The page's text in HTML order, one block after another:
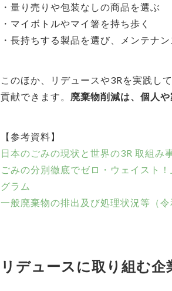
・量り売りや包装なしの商品を選ぶ
・マイボトルやマイ箸を持ち歩く
・長持ちする製品を選び、メンテナ
このほか、リデュースや3Rを実践し
貢献できます。 廃棄物削減は、個人
【参考資料】
日本のごみの現状と世界の3R 取組
ごみの分別徹底でゼロ・ウェイスト
グラム
一般廃棄物の排出及び処理状況等（
リデュースに取り組む企